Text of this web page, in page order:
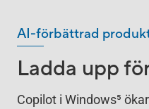
AI-förbättrad
Ladda upp
Copilot i Windows5